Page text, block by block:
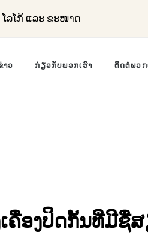
ລໂກ້ ແລະ ຂະໜາດ
າວ ກ່ຽວກັບພວກເຮົາ ຕິດຕໍ່ພວກ
ຄື່ອງປິດກັ້ນທີ່ມີຊື່